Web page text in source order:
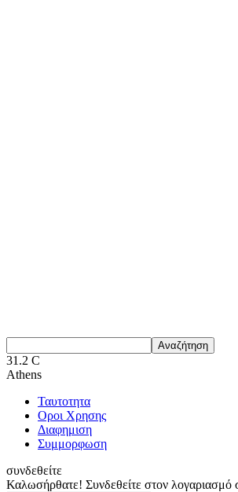
31.2 C
Athens
Ταυτοτητα
Οροι Χρησης
Διαφημιση
Συμμορφωση
συνδεθείτε
Καλωσήρθατε! Συνδεθείτε στον λογαριασμό